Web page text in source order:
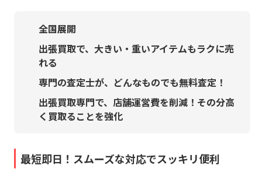
全国展開
出張買取で、大きい・重いアイテムもラクに売
れる
専門の査定士が、どんなものでも無料査定！
出張買取専門で、店舗運営費を削減！その分高
く買取ることを強化
最短即日！スムーズな対応でスッキリ便利